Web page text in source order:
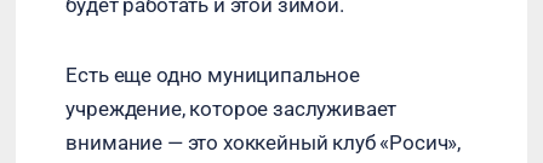
будет работать и этой зимой.
Есть еще одно муниципальное
учреждение, которое заслуживает
внимание — это хоккейный клуб «Росич»,